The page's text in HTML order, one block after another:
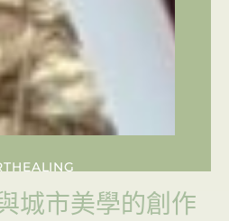
城市美學的創作